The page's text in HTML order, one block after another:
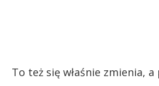
To też się właśnie zmienia,